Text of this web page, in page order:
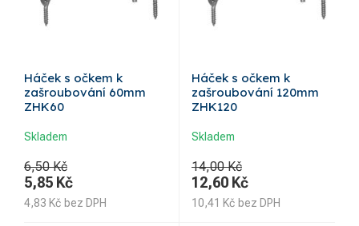
Háček s očkem k
zašroubování 60mm
ZHK60
Skladem
6,50 Kč
5,85 Kč
4,83 Kč bez DPH
Háček s očkem k
zašroubování 120mm
ZHK120
Skladem
14,00 Kč
12,60 Kč
10,41 Kč bez DPH